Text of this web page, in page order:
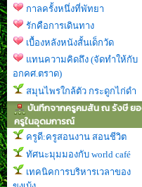
กาลครั้งหนึ่งที่พัทยา
รักคือการเดินทาง
เบื้องหลังหนังสั้นเด็กวัด
แทนความคิดถึง (จัดทำให้กับ
อกคศ.ตราด)
สมุนไพรใกล้ตัว กระดูกไก่ดำ
บันทึกจากครูคมสัน ณ รังษี ย
ครูในอุดมการณ์
ครูดี:ครูสอนงาน สอนชีวิต
ทัศนะมุมมองกับ world café
เทคนิคการบริหารเวลาของ